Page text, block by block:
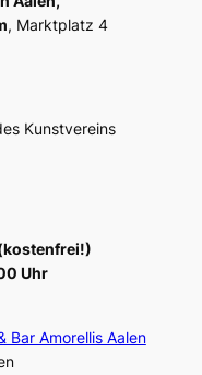
, Marktplatz 4
Kunstvereins
Uhr
Bar Amorellis Aalen